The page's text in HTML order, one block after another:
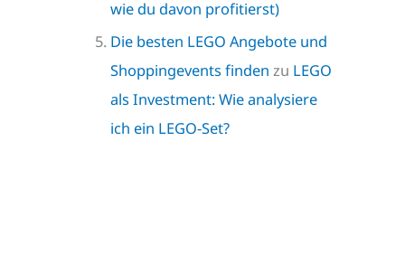
wie du davon profitierst)
Die besten LEGO Angebote und
Shoppingevents finden zu LEGO
als Investment: Wie analysiere
ich ein LEGO-Set?